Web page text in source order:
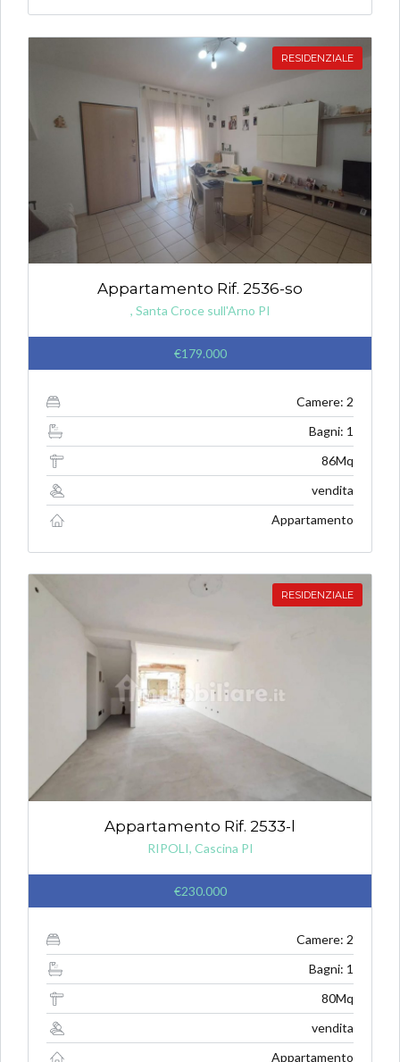
RESIDENZIALE
Appartamento Rif. 2536-so
, Santa Croce sull'Arno PI
€179.000
Camere: 2
Bagni: 1
86Mq
vendita
Appartamento
RESIDENZIALE
Appartamento Rif. 2533-l
RIPOLI, Cascina PI
€230.000
Camere: 2
Bagni: 1
80Mq
vendita
Appartamento